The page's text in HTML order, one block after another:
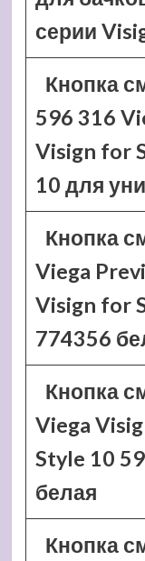
серии
Кнопка
596 316
Visign for
10 для
Кнопка
Viega
Visign for
774356
Кнопка
Viega
Style 10
белая
Кнопка